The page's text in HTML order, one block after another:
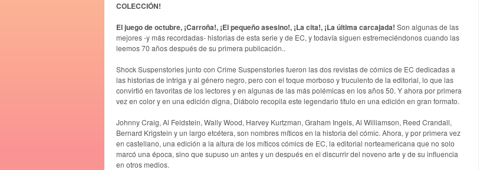
COLECCIÓN!
El juego de octubre, ¡Carroña!, ¡El pequeño asesino!, ¡La cita!, ¡La última carcajada! Son algunas de las
mejores -y más recordadas- historias de esta serie y de EC, y todavía siguen estremeciéndonos cuando las
leemos 70 años después de su primera publicación..
Shock Suspenstories junto con Crime Suspenstories fueron las dos revistas de cómics de EC dedicadas a
las historias de intriga y al género negro, pero con el toque morboso y truculento de la editorial, lo que las
convirtió en favoritas de los lectores y en algunas de las más polémicas en los años 50. Y ahora por primera
vez en color y en una edición digna, Diábolo recopila este legendario título en una edición en gran formato.
Johnny Craig, Al Feldstein, Wally Wood, Harvey Kurtzman, Graham Ingels, Al Williamson, Reed Crandall,
Bernard Krigstein y un largo etcétera, son nombres míticos en la historia del cómic. Ahora, y por primera vez
en castellano, una edición a la altura de los míticos cómics de EC, la editorial norteamericana que no solo
marcó una época, sino que supuso un antes y un después en el discurrir del noveno arte y de su influencia
en otros medios.